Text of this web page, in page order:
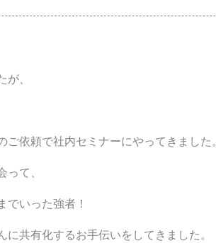
、
依頼で社内セミナーにやってきました。
て、
いった強者！
共有化するお手伝いをしてきました。